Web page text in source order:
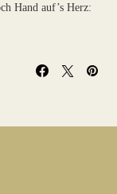
Hand auf’s Herz: